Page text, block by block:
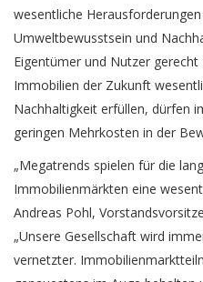
wesentliche
Umweltbewusstsein und
Eigentümer und Nutzer
Immobilien der Zukunft
Nachhaltigkeit erfüllen, dürfen
geringen Mehrkosten in der
„Megatrends spielen für die
Immobilienmärkten eine
Andreas Pohl,
„Unsere Gesellschaft wird
vernetzter.